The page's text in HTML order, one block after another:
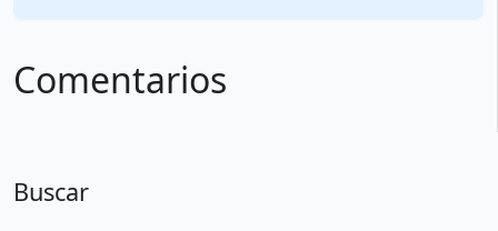
Comentarios
Buscar